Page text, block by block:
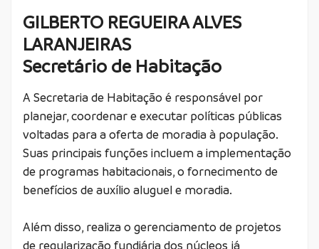
GILBERTO REGUEIRA ALVES
LARANJEIRAS
Secretário de Habitação
A Secretaria de Habitação é responsável por
planejar, coordenar e executar políticas públicas
voltadas para a oferta de moradia à população.
Suas principais funções incluem a implementação
de programas habitacionais, o fornecimento de
benefícios de auxílio aluguel e moradia.
Além disso, realiza o gerenciamento de projetos
de regularização fundiária dos núcleos já